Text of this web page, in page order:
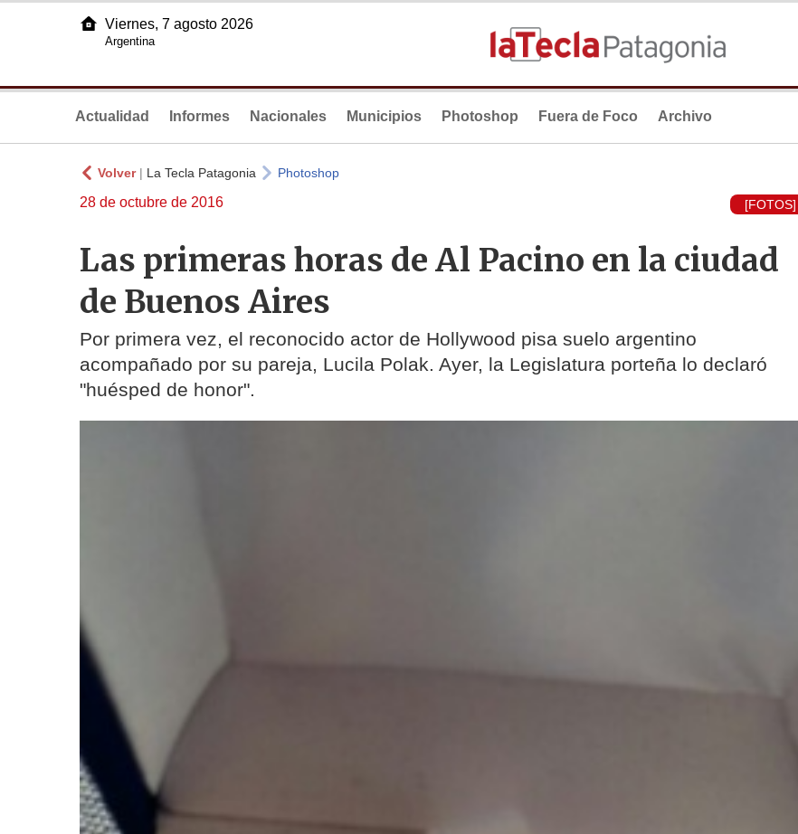
Viernes, 7 agosto 2026
Argentina
Actualidad Informes Nacionales Municipios Photoshop Fuera de Foco Archivo
Volver| La Tecla Patagonia Photoshop
28 de octubre de 2016 [FOTOS]
Las primeras horas de Al Pacino en la ciudad
de Buenos Aires
Por primera vez, el reconocido actor de Hollywood pisa suelo argentino
acompañado por su pareja, Lucila Polak. Ayer, la Legislatura porteña lo declaró
"huésped de honor".